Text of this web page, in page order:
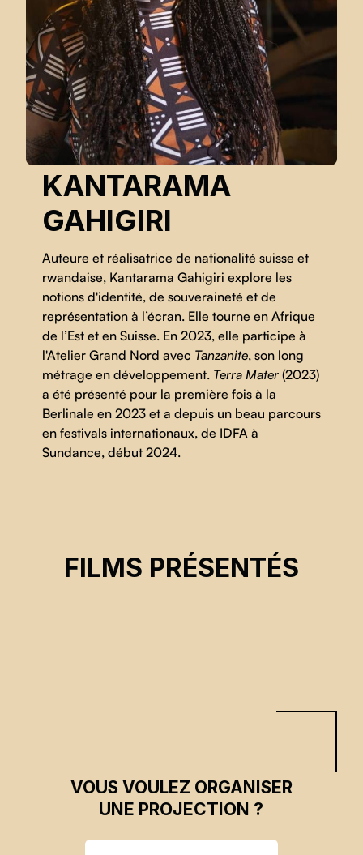
KANTARAMA
GAHIGIRI
Auteure et réalisatrice de nationalité suisse et
rwandaise, Kantarama Gahigiri explore les
notions d'identité, de souveraineté et de
représentation à l’écran. Elle tourne en Afrique
de l’Est et en Suisse. En 2023, elle participe à
l'Atelier Grand Nord avec Tanzanite, son long
métrage en développement. Terra Mater (2023)
a été présenté pour la première fois à la
Berlinale en 2023 et a depuis un beau parcours
en festivals internationaux, de IDFA à
Sundance, début 2024.
FILMS PRÉSENTÉS
TERRA MATER
Kantarama Gahigiri
VOUS VOULEZ ORGANISER
UNE PROJECTION ?